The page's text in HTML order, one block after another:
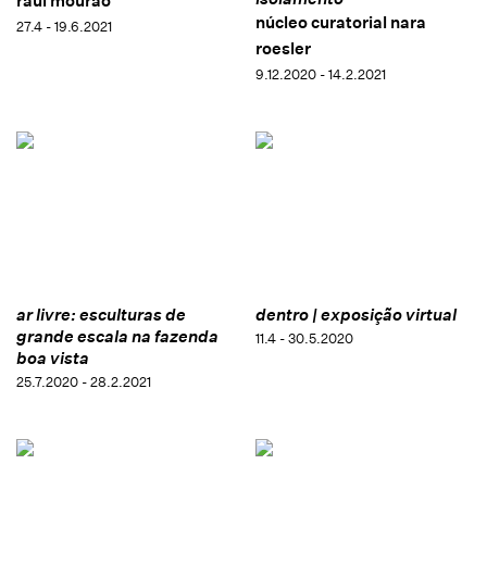
27.4 - 19.6.2021
núcleo curatorial nara
roesler
9.12.2020 - 14.2.2021
ar livre: esculturas de
grande escala na fazenda
boa vista
25.7.2020 - 28.2.2021
dentro | exposição virtual
11.4 - 30.5.2020